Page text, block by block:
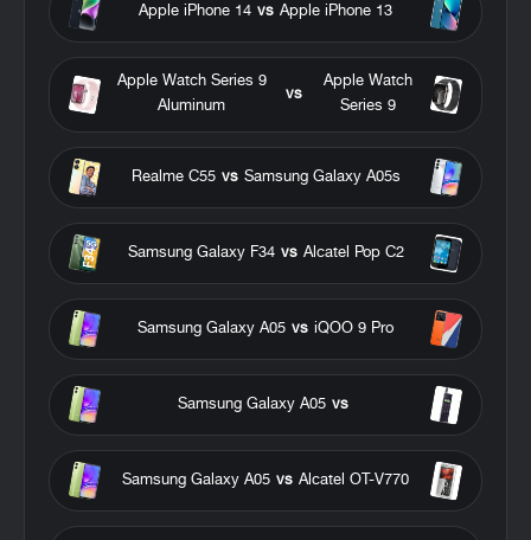
Apple iPhone 13
vs
Apple iPhone 14
Apple Watch
Series 9
vs
Apple Watch Series 9
Aluminum
Samsung Galaxy A05s
vs
Realme C55
Alcatel Pop C2
vs
Samsung Galaxy F34
iQOO 9 Pro
vs
Samsung Galaxy A05
vs
Samsung Galaxy A05
Alcatel OT-V770
vs
Samsung Galaxy A05